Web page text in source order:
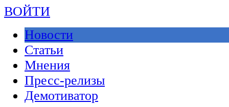
ВОЙТИ
Новости
Статьи
Мнения
Пресс-релизы
Демотиватор